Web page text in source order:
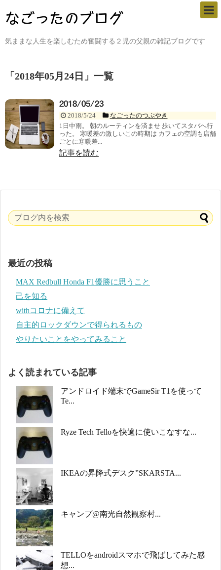
気ままな人生を楽しむため奮闘する２児の父親の雑記ブログです
「 2018年05月24日 」 一覧
2018/05/23
2018/5/24
なごったのつぶやき
1日中雨。 朝のルーティンを済ませ 歩いてスタバへ行
った。 寒暖差の激しいこの時期は カフェの空調も店舗
ごとに寒暖差...
記事を読む
最近の投稿
MAX Redbull Honda F1優勝に思うこと
己を知る
withコロナに備えて
自主的ロックダウンで得られるもの
やりたいことをやってみること
よく読まれている記事
アンドロイド端末でGameSir T1を使って
Te...
Ryze Tech Telloを快適に使いこなすな...
IKEAの昇降式デスク”SKARSTA...
キャンプ@南光自然観察村...
TELLOをandroidスマホで飛ばしてみた感
想...